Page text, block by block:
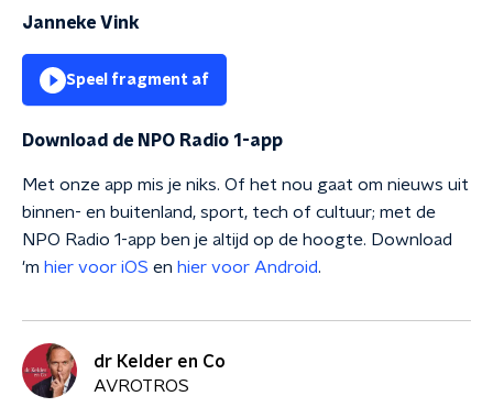
Janneke Vink
Speel fragment af
Download de NPO Radio 1-app
Met onze app mis je niks. Of het nou gaat om nieuws uit
binnen- en buitenland, sport, tech of cultuur; met de
NPO Radio 1-app ben je altijd op de hoogte. Download
'm hier voor iOS en hier voor Android.
dr Kelder en Co
AVROTROS